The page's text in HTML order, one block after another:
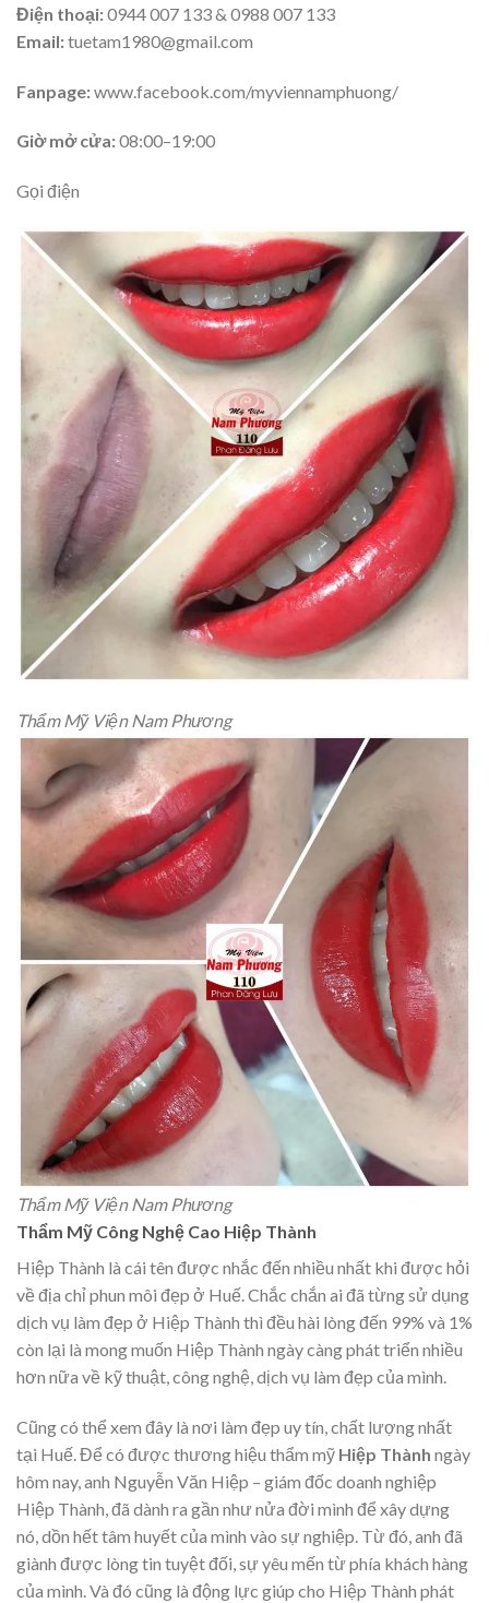
Điện thoại:0944 007 133 & 0988 007 133
Email:tuetam1980@gmail.com
Fanpage:www.facebook.com/myviennamphuong/
Giờ mở cửa:08:00–19:00
Gọi điện
Thẩm Mỹ Viện Nam Phương
Thẩm Mỹ Viện Nam Phương
Thẩm Mỹ Công Nghệ Cao Hiệp Thành
Hiệp Thành là cái tên được nhắc đến nhiều nhất khi được hỏi
về địa chỉ phun môi đẹp ở Huế. Chắc chắn ai đã từng sử dụng
dịch vụ làm đẹp ở Hiệp Thành thì đều hài lòng đến 99% và 1%
còn lại là mong muốn Hiệp Thành ngày càng phát triển nhiều
hơn nữa về kỹ thuật, công nghệ, dịch vụ làm đẹp của mình.
Cũng có thể xem đây là nơi làm đẹp uy tín, chất lượng nhất
tại Huế. Để có được thương hiệu thẩm mỹ Hiệp Thành ngày
hôm nay, anh Nguyễn Văn Hiệp – giám đốc doanh nghiệp
Hiệp Thành, đã dành ra gần như nửa đời mình để xây dựng
nó, dồn hết tâm huyết của mình vào sự nghiệp. Từ đó, anh đã
giành được lòng tin tuyệt đối, sự yêu mến từ phía khách hàng
của mình. Và đó cũng là động lực giúp cho Hiệp Thành phát